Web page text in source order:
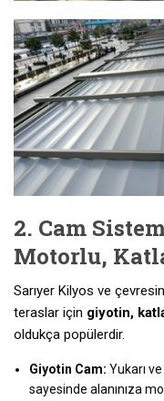
2. Cam
Motorlu,
Sarıyer Kilyos ve
teraslar için giyotin,
oldukça popülerdir.
Giyotin Cam: Yukarı
sayesinde alanınıza